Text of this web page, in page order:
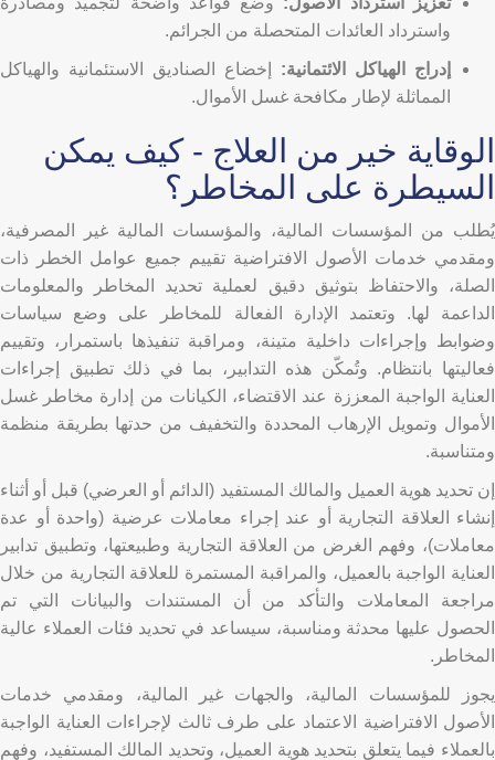
واسترداد العائدات المتحصلة من الجرائم.
إدراج الهياكل الائتمانية: إخضاع الصناديق الاستئمانية والهياكل
المماثلة لإطار مكافحة غسل الأموال.
الوقاية خير من العلاج - كيف يمكن
السيطرة على المخاطر؟
يُطلب من المؤسسات المالية، والمؤسسات المالية غير المصرفية،
ومقدمي خدمات الأصول الافتراضية تقييم جميع عوامل الخطر ذات
الصلة، والاحتفاظ بتوثيق دقيق لعملية تحديد المخاطر والمعلومات
الداعمة لها. وتعتمد الإدارة الفعالة للمخاطر على وضع سياسات
وضوابط وإجراءات داخلية متينة، ومراقبة تنفيذها باستمرار، وتقييم
فعاليتها بانتظام. وتُمكّن هذه التدابير، بما في ذلك تطبيق إجراءات
العناية الواجبة المعززة عند الاقتضاء، الكيانات من إدارة مخاطر غسل
الأموال وتمويل الإرهاب المحددة والتخفيف من حدتها بطريقة منظمة
ومتناسبة.
إن تحديد هوية العميل والمالك المستفيد (الدائم أو العرضي) قبل أو أثناء
إنشاء العلاقة التجارية أو عند إجراء معاملات عرضية (واحدة أو عدة
معاملات)، وفهم الغرض من العلاقة التجارية وطبيعتها، وتطبيق تدابير
العناية الواجبة بالعميل، والمراقبة المستمرة للعلاقة التجارية من خلال
مراجعة المعاملات والتأكد من أن المستندات والبيانات التي تم
الحصول عليها محدثة ومناسبة، سيساعد في تحديد فئات العملاء عالية
المخاطر.
يجوز للمؤسسات المالية، والجهات غير المالية، ومقدمي خدمات
الأصول الافتراضية الاعتماد على طرف ثالث لإجراءات العناية الواجبة
بالعملاء فيما يتعلق بتحديد هوية العميل، وتحديد المالك المستفيد، وفهم